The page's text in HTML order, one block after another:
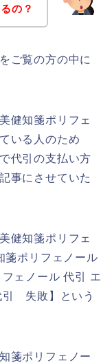
の？
ご覧の方の中に
健知箋ポリフェ
いる人のため
代引の支払い方
事にさせていた
健知箋ポリフェ
ポリフェノール
ェノール 代引 エ
引 失敗】という
箋ポリフェノー